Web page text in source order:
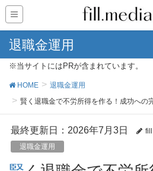
退職金運用
※当サイトにはPRが含まれています。
HOME
退職金運用
賢く退職金で不労所得を作る！成功への
最終更新日：2026年7月3日
退職金運用